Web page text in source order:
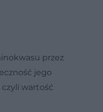
przez
jego
wartość